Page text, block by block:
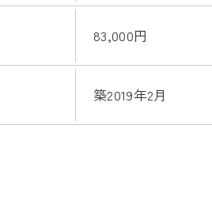
83,000円
築2019年2月